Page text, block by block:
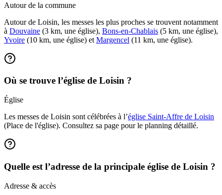
Autour de la commune
Autour de Loisin, les messes les plus proches se trouvent notamment
à Douvaine (3 km, une église), Bons-en-Chablais (5 km, une église),
Yvoire (10 km, une église) et Margencel (11 km, une église).
Où se trouve l’église de Loisin ?
Église
Les messes de Loisin sont célébrées à l’église Saint-Affre de Loisin
(Place de l'église). Consultez sa page pour le planning détaillé.
Quelle est l’adresse de la principale église de Loisin ?
Adresse & accès